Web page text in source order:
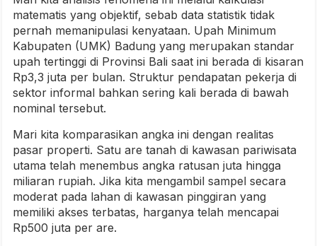
matematis yang objektif, sebab data statistik tidak
pernah memanipulasi kenyataan. Upah Minimum
Kabupaten (UMK) Badung yang merupakan standar
upah tertinggi di Provinsi Bali saat ini berada di kisaran
Rp3,3 juta per bulan. Struktur pendapatan pekerja di
sektor informal bahkan sering kali berada di bawah
nominal tersebut.
Mari kita komparasikan angka ini dengan realitas
pasar properti. Satu are tanah di kawasan pariwisata
utama telah menembus angka ratusan juta hingga
miliaran rupiah. Jika kita mengambil sampel secara
moderat pada lahan di kawasan pinggiran yang
memiliki akses terbatas, harganya telah mencapai
Rp500 juta per are.